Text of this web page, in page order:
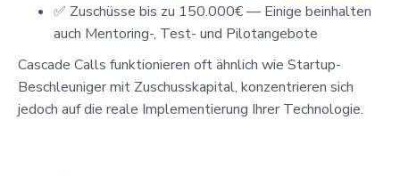
✅ Zuschüsse bis zu 150.000€ — Einige beinhalten
auch Mentoring-, Test- und Pilotangebote
Cascade Calls funktionieren oft ähnlich wie Startup-
Beschleuniger mit Zuschusskapital, konzentrieren sich
jedoch auf die reale Implementierung Ihrer Technologie.